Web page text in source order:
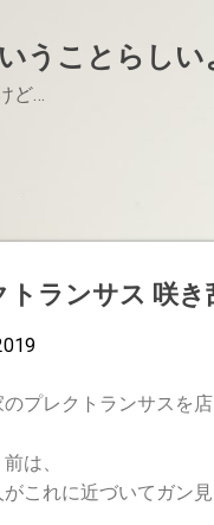
うことらしい
ど…
トランサス 咲き
プレクトランサスを店
は、
これに近づいてガン